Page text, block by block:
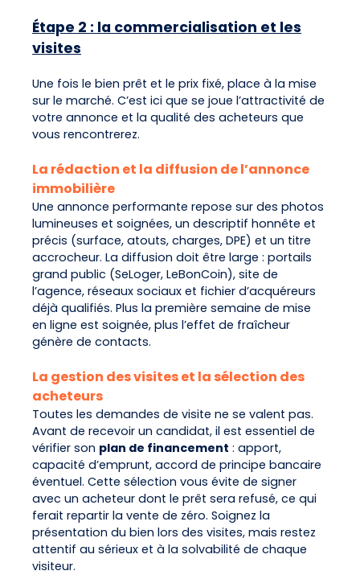
Étape 2 : la commercialisation et les
visites
Une fois le bien prêt et le prix fixé, place à la mise
sur le marché. C’est ici que se joue l’attractivité de
votre annonce et la qualité des acheteurs que
vous rencontrerez.
La rédaction et la diffusion de l’annonce
immobilière
Une annonce performante repose sur des photos
lumineuses et soignées, un descriptif honnête et
précis (surface, atouts, charges, DPE) et un titre
accrocheur. La diffusion doit être large : portails
grand public (SeLoger, LeBonCoin), site de
l’agence, réseaux sociaux et fichier d’acquéreurs
déjà qualifiés. Plus la première semaine de mise
en ligne est soignée, plus l’effet de fraîcheur
génère de contacts.
La gestion des visites et la sélection des
acheteurs
Toutes les demandes de visite ne se valent pas.
Avant de recevoir un candidat, il est essentiel de
vérifier son plan de financement : apport,
capacité d’emprunt, accord de principe bancaire
éventuel. Cette sélection vous évite de signer
avec un acheteur dont le prêt sera refusé, ce qui
ferait repartir la vente de zéro. Soignez la
présentation du bien lors des visites, mais restez
attentif au sérieux et à la solvabilité de chaque
visiteur.